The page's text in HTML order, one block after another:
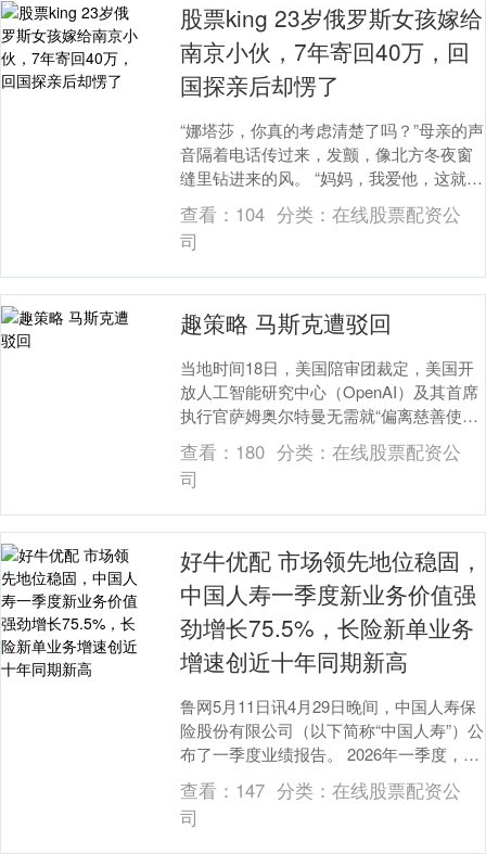
股票king 23岁俄罗斯女孩嫁给
南京小伙，7年寄回40万，回
国探亲后却愣了
“娜塔莎，你真的考虑清楚了吗？”母亲的声
音隔着电话传过来，发颤，像北方冬夜窗
缝里钻进来的风。 “妈妈，我爱他，这就够
了。”娜塔莎站在南京出租屋的窗前，看着
楼下昏....
查看： 104 分类： 在线股票配资公
司
趣策略 马斯克遭驳回
当地时间18日，美国陪审团裁定，美国开
放人工智能研究中心（OpenAI）及其首席
执行官萨姆奥尔特曼无需就“偏离慈善使
命”一事对埃隆马斯克承担责任，原因是马
斯克提....
查看： 180 分类： 在线股票配资公
司
好牛优配 市场领先地位稳固，
中国人寿一季度新业务价值强
劲增长75.5%，长险新单业务
增速创近十年同期新高
鲁网5月11日讯4月29日晚间，中国人寿保
险股份有限公司（以下简称“中国人寿”）公
布了一季度业绩报告。 2026年一季度，中
国人寿总保费创历史同期新高，长险新
单....
查看： 147 分类： 在线股票配资公
司